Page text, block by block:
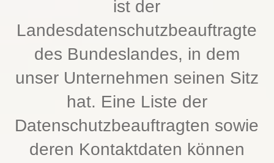
ist der
Landesdatenschutzbeauftragte
des Bundeslandes, in dem
unser Unternehmen seinen Sitz
hat. Eine Liste der
Datenschutzbeauftragten sowie
deren Kontaktdaten können